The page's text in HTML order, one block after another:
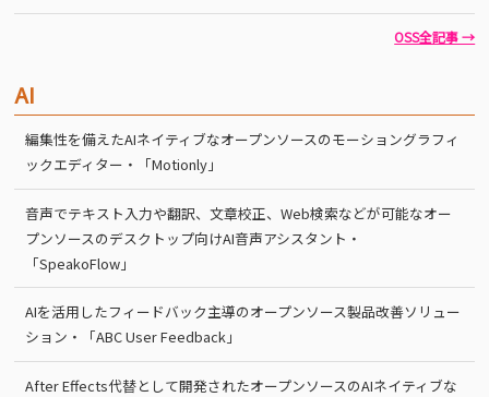
OSS全記事 →
AI
編集性を備えたAIネイティブなオープンソースのモーショングラフィ
ックエディター・「Motionly」
音声でテキスト入力や翻訳、文章校正、Web検索などが可能なオー
プンソースのデスクトップ向けAI音声アシスタント・
「SpeakoFlow」
AIを活用したフィードバック主導のオープンソース製品改善ソリュー
ション・「ABC User Feedback」
After Effects代替として開発されたオープンソースのAIネイティブな